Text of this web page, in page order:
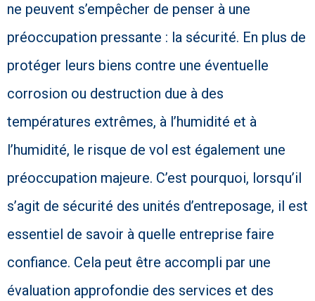
ne peuvent s’empêcher de penser à une
préoccupation pressante : la sécurité. En plus de
protéger leurs biens contre une éventuelle
corrosion ou destruction due à des
températures extrêmes, à l’humidité et à
l’humidité, le risque de vol est également une
préoccupation majeure. C’est pourquoi, lorsqu’il
s’agit de sécurité des unités d’entreposage, il est
essentiel de savoir à quelle entreprise faire
confiance. Cela peut être accompli par une
évaluation approfondie des services et des